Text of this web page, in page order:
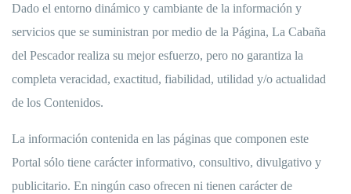
Dado el entorno dinámico y cambiante de la información y
servicios que se suministran por medio de la Página, La Cabaña
del Pescador realiza su mejor esfuerzo, pero no garantiza la
completa veracidad, exactitud, fiabilidad, utilidad y/o actualidad
de los Contenidos.
La información contenida en las páginas que componen este
Portal sólo tiene carácter informativo, consultivo, divulgativo y
publicitario. En ningún caso ofrecen ni tienen carácter de